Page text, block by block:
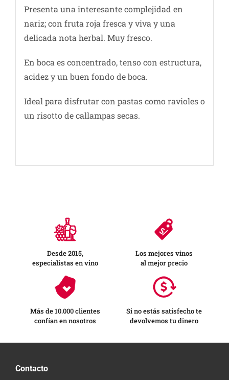
Presenta una interesante complejidad en
nariz; con fruta roja fresca y viva y una
delicada nota herbal. Muy fresco.
En boca es concentrado, tenso con estructura,
acidez y un buen fondo de boca.
Ideal para disfrutar con pastas como ravioles o
un risotto de callampas secas.
Desde 2015,
especialistas en vino
Los mejores vinos
al mejor precio
Más de 10.000 clientes
confían en nosotros
Si no estás satisfecho te
devolvemos tu dinero
Contacto